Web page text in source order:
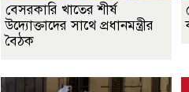
বেসরকারি খাতের শীর্ষ
উদ্যোক্তাদের সাথে প্রধানমন্ত্রীর
বৈঠক